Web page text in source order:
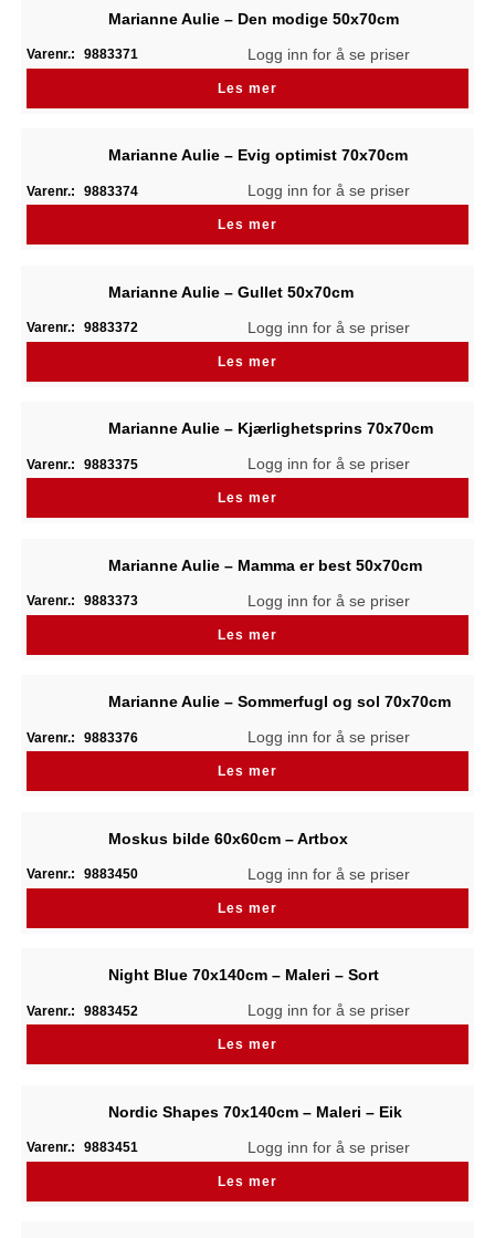
Marianne Aulie – Den modige 50x70cm
Varenr.: 9883371 Logg inn for å se priser
Les mer
Marianne Aulie – Evig optimist 70x70cm
Varenr.: 9883374 Logg inn for å se priser
Les mer
Marianne Aulie – Gullet 50x70cm
Varenr.: 9883372 Logg inn for å se priser
Les mer
Marianne Aulie – Kjærlighetsprins 70x70cm
Varenr.: 9883375 Logg inn for å se priser
Les mer
Marianne Aulie – Mamma er best 50x70cm
Varenr.: 9883373 Logg inn for å se priser
Les mer
Marianne Aulie – Sommerfugl og sol 70x70cm
Varenr.: 9883376 Logg inn for å se priser
Les mer
Moskus bilde 60x60cm – Artbox
Varenr.: 9883450 Logg inn for å se priser
Les mer
Night Blue 70x140cm – Maleri – Sort
Varenr.: 9883452 Logg inn for å se priser
Les mer
Nordic Shapes 70x140cm – Maleri – Eik
Varenr.: 9883451 Logg inn for å se priser
Les mer